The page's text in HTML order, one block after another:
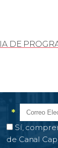
DE
Correo
*
Campo
Autorización
Sí,
de Canal